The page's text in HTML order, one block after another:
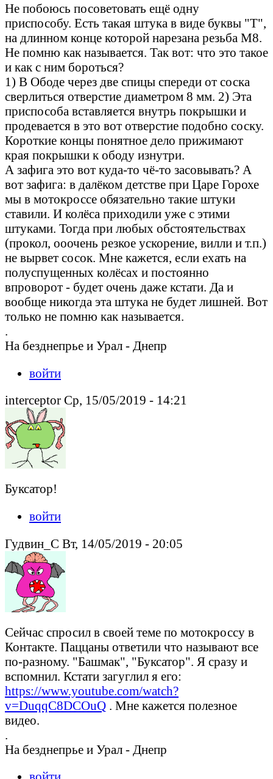
Не побоюсь посоветовать ещё одну
приспособу. Есть такая штука в виде буквы "Т",
на длинном конце которой нарезана резьба М8.
Не помню как называется. Так вот: что это такое
и как с ним бороться?
1) В Ободе через две спицы спереди от соска
сверлиться отверстие диаметром 8 мм. 2) Эта
приспособа вставляется внутрь покрышки и
продевается в это вот отверстие подобно соску.
Короткие концы понятное дело прижимают
края покрышки к ободу изнутри.
А зафига это вот куда-то чё-то засовывать? А
вот зафига: в далёком детстве при Царе Горохе
мы в мотокроссе обязательно такие штуки
ставили. И колёса приходили уже с этими
штуками. Тогда при любых обстоятельствах
(прокол, ооочень резкое ускорение, вилли и т.п.)
не вырвет сосок. Мне кажется, если ехать на
полуспущенных колёсах и постоянно
впроворот - будет очень даже кстати. Да и
вообще никогда эта штука не будет лишней. Вот
только не помню как называется.
.
На безднепрье и Урал - Днепр
войти
interceptor Ср, 15/05/2019 - 14:21
Буксатор!
войти
Гудвин_С Вт, 14/05/2019 - 20:05
Сейчас спросил в своей теме по мотокроссу в
Контакте. Паццаны ответили что называют все
по-разному. "Башмак", "Буксатор". Я сразу и
вспомнил. Кстати загуглил я его:
https://www.youtube.com/watch?
v=DuqqC8DCOuQ . Мне кажется полезное
видео.
На безднепрье и Урал - Днепр